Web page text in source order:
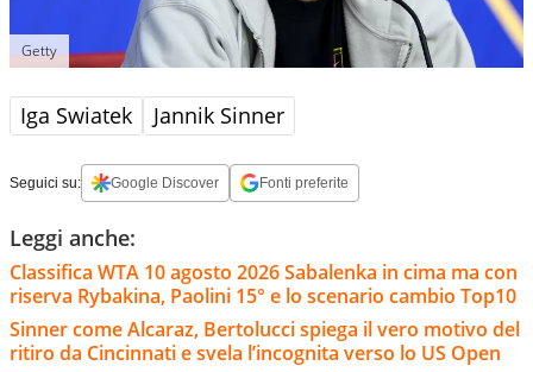
Getty
Iga Swiatek Jannik Sinner
Seguici su: Google Discover Fonti preferite
Leggi anche:
Classifica WTA 10 agosto 2026 Sabalenka in cima ma con
riserva Rybakina, Paolini 15° e lo scenario cambio Top10
Sinner come Alcaraz, Bertolucci spiega il vero motivo del
ritiro da Cincinnati e svela l’incognita verso lo US Open